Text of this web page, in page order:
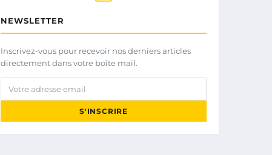
NEWSLETTER
Inscrivez-vous pour recevoir nos derniers articles
directement dans votre boîte mail.
Votre adresse email
S'INSCRIRE